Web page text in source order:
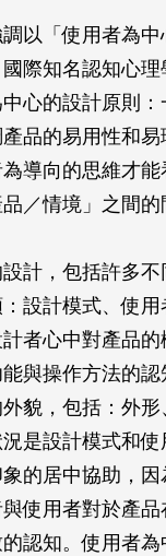
以「使用者為中
際知名認知心理
心的設計原則
品的易用性和
導向的思維才能
／情境」之間的
計，包括許多
設計模式、使
者心中對產品
與操作方法的
貌，包括：外
是設計模式和
的居中協助，
使用者對於產
認知。使用者為